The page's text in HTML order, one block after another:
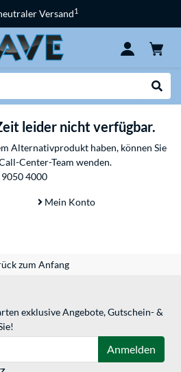
Versand1
leider nicht verfügbar.
Alternativprodukt haben, können Sie
Center-Team wenden.
4000
Mein Konto
zum Anfang
exklusive Angebote, Gutschein- &
Anmelden